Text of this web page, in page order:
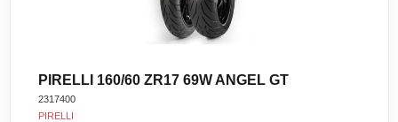
PIRELLI 160/60 ZR17 69W ANGEL GT
2317400
PIRELLI